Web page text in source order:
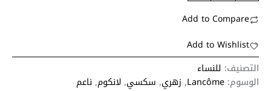
Add to Compare
Add to Wishlist
التصنيف: للنساء
الوسوم: Lancôme
, زهري, سكسي,لانكوم,ناعم